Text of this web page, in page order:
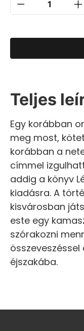
Teljes
Egy korábban
meg most,
korábban a
címmel
addig a könyv
kiadásra. A
kisvárosban
este egy
szórakozni
éjszakába.